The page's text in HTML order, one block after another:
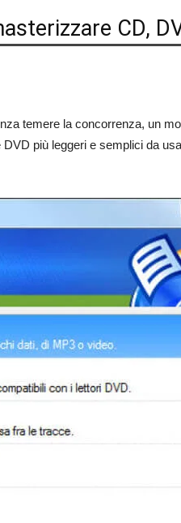
CD,
temere la concorrenza, un
più leggeri e semplici da